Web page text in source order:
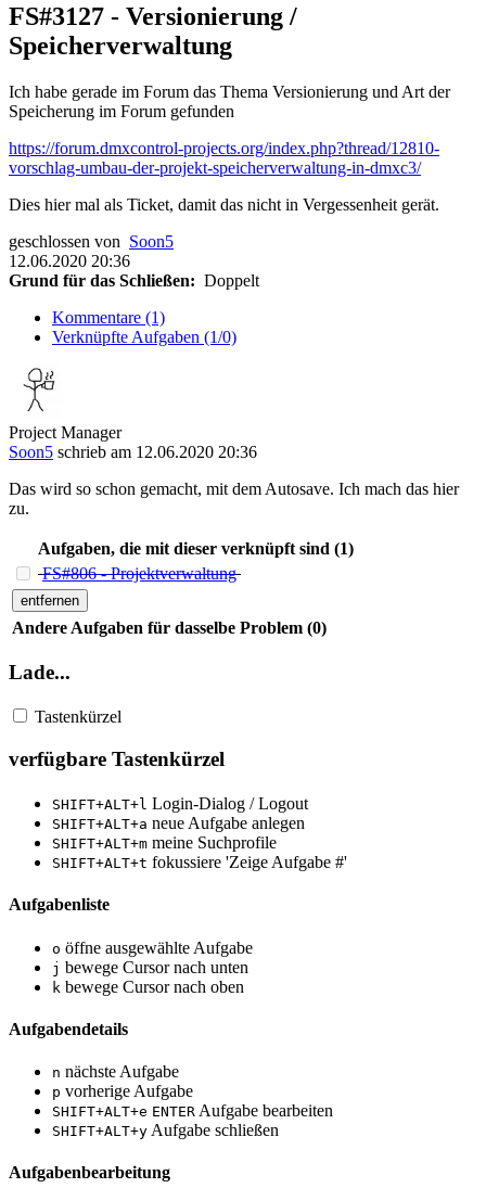
FS#3127 - Versionierung /
Speicherverwaltung
Ich habe gerade im Forum das Thema Versionierung und Art der
Speicherung im Forum gefunden
https://forum.dmxcontrol-projects.org/index.php?thread/12810-
vorschlag-umbau-der-projekt-speicherverwaltung-in-dmxc3/
Dies hier mal als Ticket, damit das nicht in Vergessenheit gerät.
geschlossen von Soon5
12.06.2020 20:36
Grund für das Schließen: Doppelt
Kommentare (1)
Verknüpfte Aufgaben (1/0)
Project Manager
Soon5 schrieb am 12.06.2020 20:36
Das wird so schon gemacht, mit dem Autosave. Ich mach das hier
zu.
Aufgaben, die mit dieser verknüpft sind (1)
FS#806 - Projektverwaltung
entfernen
Andere Aufgaben für dasselbe Problem (0)
Lade...
Tastenkürzel
verfügbare Tastenkürzel
SHIFT+ALT+l Login-Dialog / Logout
SHIFT+ALT+a neue Aufgabe anlegen
SHIFT+ALT+m meine Suchprofile
SHIFT+ALT+t fokussiere 'Zeige Aufgabe #'
Aufgabenliste
o öffne ausgewählte Aufgabe
j bewege Cursor nach unten
k bewege Cursor nach oben
Aufgabendetails
n nächste Aufgabe
p vorherige Aufgabe
SHIFT+ALT+e ENTER Aufgabe bearbeiten
SHIFT+ALT+y Aufgabe schließen
Aufgabenbearbeitung